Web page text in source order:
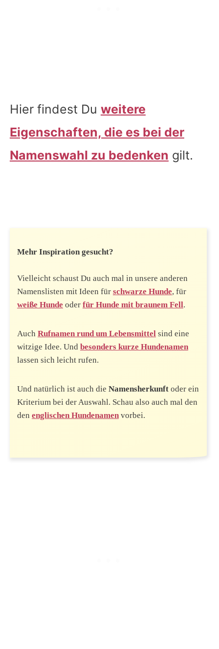
Hier findest Du weitere
Eigenschaften, die es bei der
Namenswahl zu bedenken gilt.
Mehr Inspiration gesucht?
Vielleicht schaust Du auch mal in unsere anderen
Namenslisten mit Ideen für schwarze Hunde, für
weiße Hunde oder für Hunde mit braunem Fell.
Auch Rufnamen rund um Lebensmittelsind eine
witzige Idee. Und besonders kurze Hundenamen
lassen sich leicht rufen.
Und natürlich ist auch die Namensherkunft oder ein
Kriterium bei der Auswahl. Schau also auch mal den
den englischen Hundenamenvorbei.